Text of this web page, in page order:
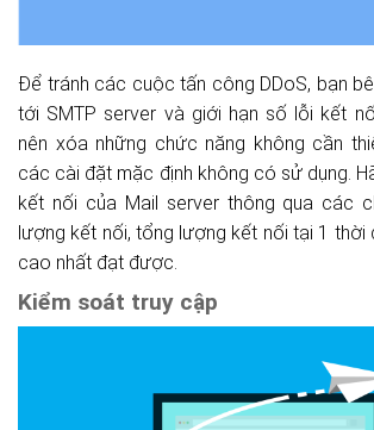
Để tránh các cuộc tấn công DDoS, bạn
tới SMTP server và giới hạn số lỗi kết
nên xóa những chức năng không cần
các cài đặt mặc định không có sử dụng.
kết nối của Mail server thông qua các
lượng kết nối, tổng lượng kết nối tại 1 thời
cao nhất đạt được.
Kiểm soát truy cập